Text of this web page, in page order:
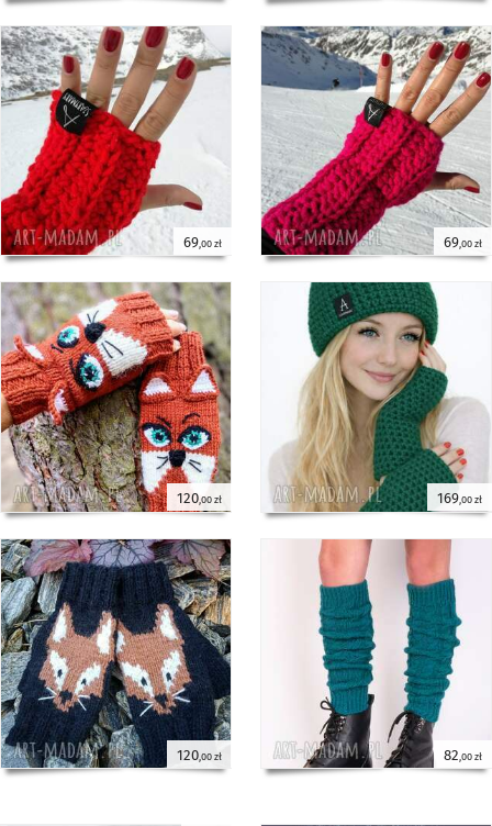
69,00 zł 69,00 zł
120,00 zł 169,00 zł
120,00 zł 82 ,00 zł